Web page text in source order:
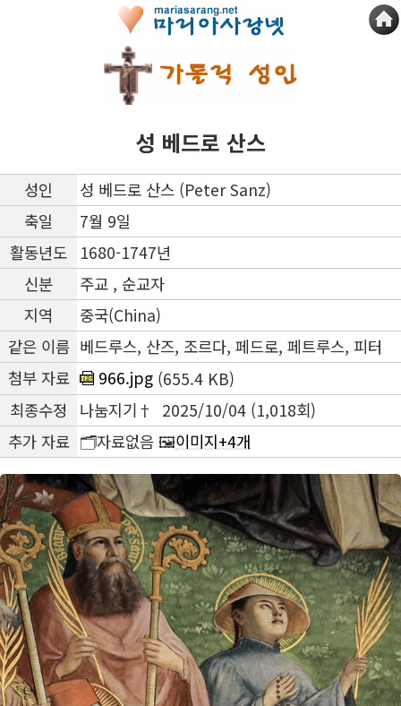
성 베드로 산스
성인
성 베드로 산스 (Peter Sanz)
축일
7월 9일
활동년도
1680-1747년
신분
주교 , 순교자
지역
중국(China)
같은 이름 베드루스, 산즈, 조르다, 페드로, 페트루스, 피터
첨부 자료
966.jpg (655.4 KB)
최종수정
나눔지기† 2025/10/04 (1,018회)
추가 자료 🗂️자료없음 🖼️이미지+4개